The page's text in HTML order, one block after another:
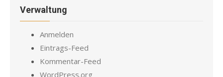
Verwaltung
Anmelden
Eintrags-Feed
Kommentar-Feed
WordPress.org